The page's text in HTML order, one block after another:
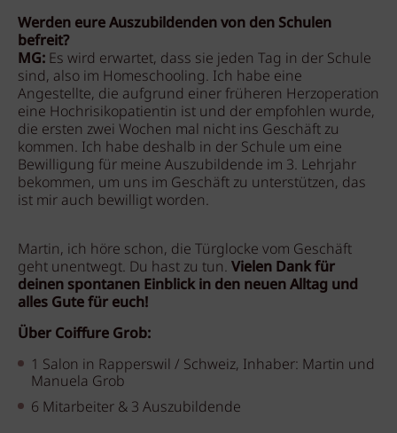
Werden eure Auszubildenden von den Schulen
befreit?
MG: Es wird erwartet, dass sie jeden Tag in der Schule
sind, also im Homeschooling. Ich habe eine
Angestellte, die aufgrund einer früheren Herzoperation
eine Hochrisikopatientin ist und der empfohlen wurde,
die ersten zwei Wochen mal nicht ins Geschäft zu
kommen. Ich habe deshalb in der Schule um eine
Bewilligung für meine Auszubildende im 3. Lehrjahr
bekommen, um uns im Geschäft zu unterstützen, das
ist mir auch bewilligt worden.
Martin, ich höre schon, die Türglocke vom Geschäft
geht unentwegt. Du hast zu tun. Vielen Dank für
deinen spontanen Einblick in den neuen Alltag und
alles Gute für euch!
Über Coiffure Grob:
1 Salon in Rapperswil / Schweiz, Inhaber: Martin und
Manuela Grob
6 Mitarbeiter & 3 Auszubildende